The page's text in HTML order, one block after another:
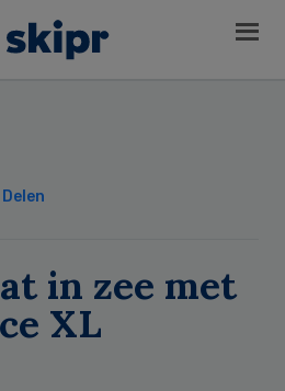
Delen
in zee met
XL